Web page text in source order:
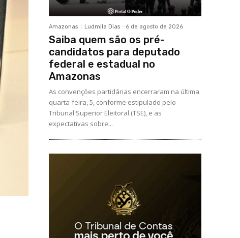
Amazonas Ludmila Dias - 6 de agosto de 2026
Saiba quem são os pré-
candidatos para deputado
federal e estadual no
Amazonas
As convenções partidárias encerraram na última
quarta-feira, 5, conforme estipulado pelo
Tribunal Superior Eleitoral (TSE), e as
expectativas sobre...